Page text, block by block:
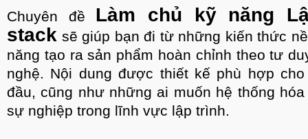
Chuyên đề Làm chủ kỹ năng
stack sẽ giúp bạn đi từ những kiến thức
năng tạo ra sản phẩm hoàn chỉnh theo tư
nghệ. Nội dung được thiết kế phù hợp
đầu, cũng như những ai muốn hệ thống
sự nghiệp trong lĩnh vực lập trình.